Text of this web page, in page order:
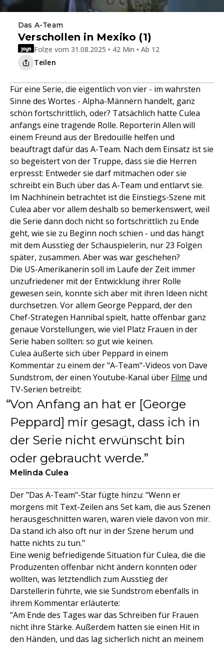
Das A-Team
Verschollen in Mexiko (1)
Folge vom 31.08.2025 • 42 Min • Ab 12
Teilen
Für eine Serie, die eigentlich von vier - im wahrsten
Sinne des Wortes - Alpha-Männern handelt, ganz
schön fortschrittlich, oder? Tatsächlich hatte Culea
anfangs eine tragende Rolle. Reporterin Allen will
einem Freund aus der Bredouille helfen und
beauftragt dafür das A-Team. Nach dem Einsatz ist sie
so begeistert von der Truppe, dass sie die Herren
erpresst: Entweder sie darf mitmachen oder sie
schreibt ein Buch über das A-Team und entlarvt sie.
Im Nachhinein betrachtet ist die Einstiegs-Szene mit
Culea aber vor allem deshalb so bemerkenswert, weil
die Serie dann doch nicht so fortschrittlich zu Ende
geht, wie sie zu Beginn noch schien - und das hängt
mit dem Ausstieg der Schauspielerin, nur 23 Folgen
später, zusammen. Aber was war geschehen?
Die US-Amerikanerin soll im Laufe der Zeit immer
unzufriedener mit der Entwicklung ihrer Rolle
gewesen sein, konnte sich aber mit ihren Ideen nicht
durchsetzen. Vor allem George Peppard, der den
Chef-Strategen Hannibal spielt, hatte offenbar ganz
genaue Vorstellungen, wie viel Platz Frauen in der
Serie haben sollten: so gut wie keinen.
Culea äußerte sich über Peppard in einem
Kommentar zu einem der "A-Team"-Videos von Dave
Sundstrom, der einen Youtube-Kanal über Filme und
TV-Serien betreibt:
Von Anfang an hat er [George
Peppard] mir gesagt, dass ich in
der Serie nicht erwünscht bin
oder gebraucht werde.
Melinda Culea
Der "Das A-Team"-Star fügte hinzu: "Wenn er
morgens mit Text-Zeilen ans Set kam, die aus Szenen
herausgeschnitten waren, waren viele davon von mir.
Da stand ich also oft nur in der Szene herum und
hatte nichts zu tun."
Eine wenig befriedigende Situation für Culea, die die
Produzenten offenbar nicht ändern konnten oder
wollten, was letztendlich zum Ausstieg der
Darstellerin führte, wie sie Sundstrom ebenfalls in
ihrem Kommentar erläuterte:
"Am Ende des Tages war das Schreiben für Frauen
nicht ihre Stärke. Außerdem hatten sie einen Hit in
den Händen, und das lag sicherlich nicht an meinem